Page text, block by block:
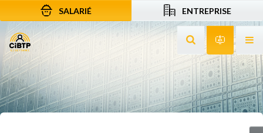
Aller au contenu
Aller à la recherche
Aller à la navigation
SALARIÉ ENTREPRISE
Rechercher sur